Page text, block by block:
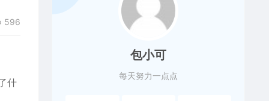
596
什
包小可
每天努力一点点